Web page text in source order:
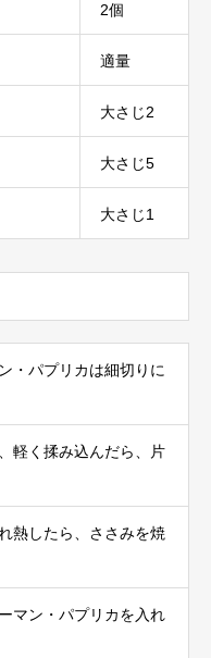
2個
適量
大さじ2
大さじ5
大さじ1
・パプリカは細切りに
軽く揉み込んだら、片
熱したら、ささみを焼
マン・パプリカを入れ